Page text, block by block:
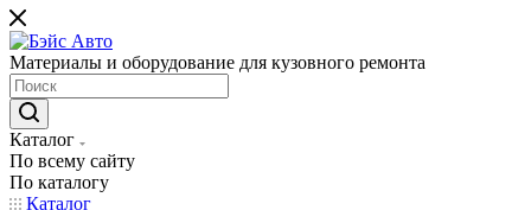
Материалы и оборудование для кузовного ремонта
Каталог
По всему сайту
По каталогу
Каталог